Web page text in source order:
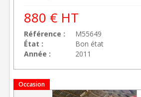
Référence
M55649
État
Bon état
Année
2011
880 € HT
Occasion